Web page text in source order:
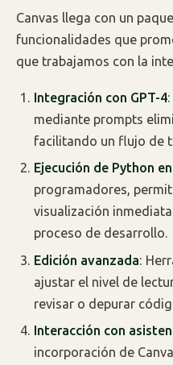
Canvas llega con un
funcionalidades que
que trabajamos con la
Integración con GPT-4
mediante prompts
facilitando un flujo de
Ejecución de Python
programadores,
visualización
proceso de desarrollo.
Edición avanzada:
ajustar el nivel de
revisar o depurar
Interacción con
incorporación de